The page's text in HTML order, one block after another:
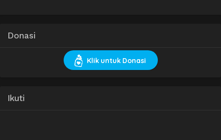
Donasi
Klik untuk Donasi
Ikuti